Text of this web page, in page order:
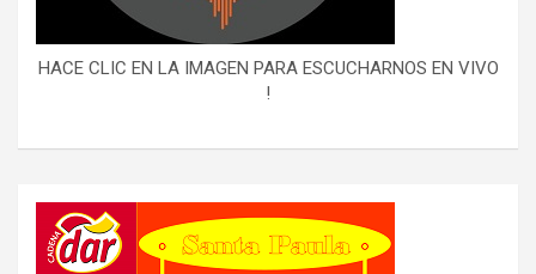
HACE CLIC EN LA IMAGEN PARA ESCUCHARNOS EN VIVO
!